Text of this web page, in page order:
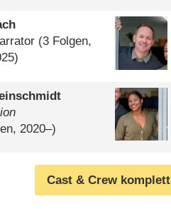
(3 Folgen,
2020⁠–⁠)
Cast & Crew komplett